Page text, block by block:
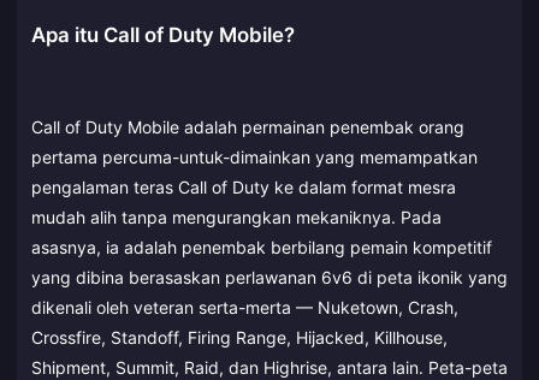
Apa itu Call of Duty Mobile?
Call of Duty Mobile adalah permainan penembak orang
pertama percuma-untuk-dimainkan yang memampatkan
pengalaman teras Call of Duty ke dalam format mesra
mudah alih tanpa mengurangkan mekaniknya. Pada
asasnya, ia adalah penembak berbilang pemain kompetitif
yang dibina berasaskan perlawanan 6v6 di peta ikonik yang
dikenali oleh veteran serta-merta — Nuketown, Crash,
Crossfire, Standoff, Firing Range, Hijacked, Killhouse,
Shipment, Summit, Raid, dan Highrise, antara lain. Peta-peta